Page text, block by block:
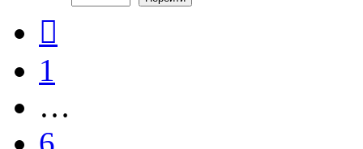
1
…